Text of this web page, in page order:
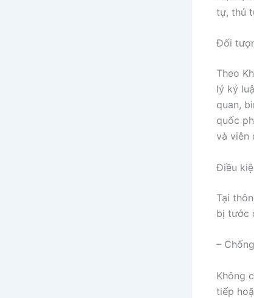
tự, thủ
Đối
Theo
lý kỷ
quan,
quốc
và viên
Điều
Tại
bị tước
–
Không
tiếp